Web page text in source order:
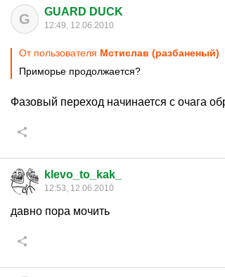
G GUARD DUCK
12:49, 12.06.2010
От пользователя Мстислав (разбаненый)
Приморье продолжается?
Фазовый переход начинается с очага
klevo_to_kak_
12:53, 12.06.2010
давно пора мочить